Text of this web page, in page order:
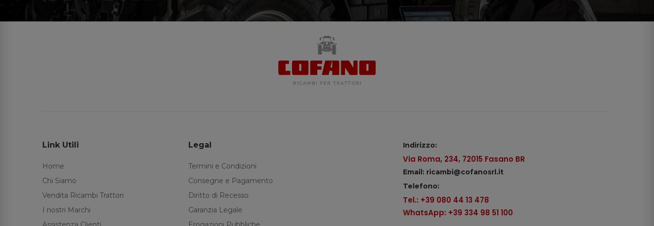
Link Utili
Home
Chi Siamo
Vendita Ricambi Trattori
I nostri Marchi
Legal
Termini e Condizioni
Consegne e Pagamento
Diritto di Recesso
Garanzia Legale
Indirizzo:
Via Roma, 234, 72015 Fasano BR
Email: ricambi@cofanosrl.it
Telefono:
Tel.: +39 080 44 13 478
WhatsApp: +39 334 98 51 100